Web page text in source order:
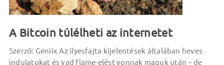
A Bitcoin túlélheti az internetet
Szerző: Geniix Az ilyesfajta kijelentések általában heves
indulatokat és vad flame-elést vonnak maguk után – de